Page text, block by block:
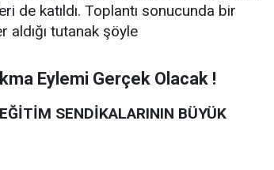
de katıldı. Toplantı sonucunda bir
aldığı tutanak şöyle
Eylemi Gerçek Olacak !
SENDİKALARININ BÜYÜK